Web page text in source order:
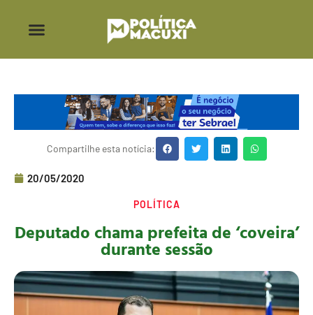
Compartilhe esta notícia:
20/05/2020
POLÍTICA
Deputado chama prefeita de ‘coveira’
durante sessão